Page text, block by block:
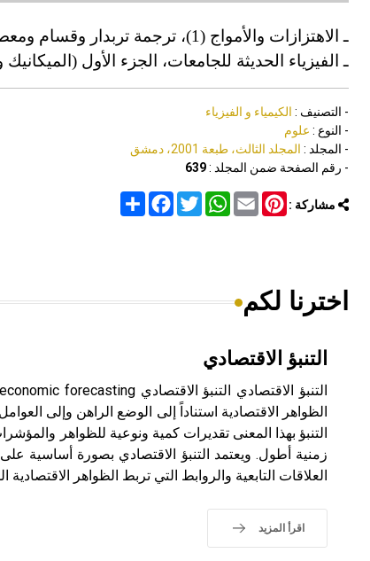
ـ الاهتزازات والأمواج (1)، ترجمة تربدار وقسام ومعصراني (مطبوعات جامعة دمشق، 1981).
ـ الفيزياء الحديثة للجامعات، الجزء الأول
- التصنيف : الكيمياء و الفيزياء
- النوع : علوم
- المجلد : المجلد الثالث، طبعة 2001، دمشق
- رقم الصفحة ضمن المجلد :639
مشاركة : Share
FacebookTwitter
WhatsAppEmail
Pinterest
اخترنا لكم
التنبؤ الاقتصادي
الظواهر الاقتصادية استناداً إلى الوضع الراهن وإلى
التنبؤ بهذا المعنى تقديرات كمية ونوعية للظواهر
العلاقات التابعية والروابط التي تربط الظواهر الاقتصادية
اقرأ المزيد